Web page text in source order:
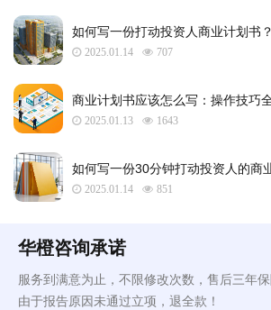
如何写一份打动投资人商业计划书？
2025.01.14 707
商业计划书应该怎么写：操作技巧
2025.01.13 1643
如何写一份30分钟打动投资人的商
2025.01.14 851
华橙咨询承诺
服务到满意为止，不限修改次数，售后三年保
由于报告原因未通过立项，退全款！